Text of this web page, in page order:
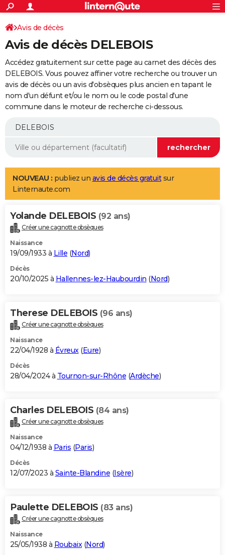
ACTUALITÉS
Politique
Société
Faits Divers
Education
Monde
Villes
+
SPORT
Coupe du monde 2026
Football
Tennis
Cyclisme
Rugby
Forum
Programme TV
TNT
Streaming
Cinéma
Sorties cinéma
Musique
+
FINANCE
Retraite
Epargne
Immobilier
Risques naturels par ville
Banque
Assurance
AUTO
Essais
Réserver un essai
Citadines
Berlines
SUV
Forum auto
+
Mobiles
Meilleur smartphone
Internet
Ordinateurs
Jeux vidéo
Guide high-tech
Aménagement intérieur
LIFESTYLE
Art de vivre
Bien-être
Loisirs
Mode
Modes de vie
Alimentation
Guide de la santé
Maladies
Médicaments
Sommeil
VOYAGE
Destinations
City break
Voyage nature
Voyage de noces
Forum
Climat
+PHOTO
GUIDES D'ACHAT
BONS PLANS
Carte de Noël
Carte Bonne année
Carte Saint-Valentin
Carte Pâques
Carte d'anniversaire
DICTIONNAIRE
Dictionnaire
Biographies
Citations
Expressions
Proverbes
PROGRAMME TV
S'inscrire
Se connecter
Lycées
Collèges
Primaires
Universités
Entreprises
Service militaire
Avis de recherche
AVIS DE DÉCÈS
Bricolage
Lifestyle
Culture
Sport
Auto
Television
Voyage
Cinema
Avis de décès
Avis de décès DELEBOIS
Accédez gratuitement sur cette page au carnet des décès des
DELEBOIS. Vous pouvez affiner votre recherche ou trouver un
avis de décès ou un avis d'obsèques plus ancien en tapant le
nom d'un défunt et/ou le nom ou le code postal d'une
commune dans le moteur de recherche ci-dessous.
NOUVEAU : publiez un avis de décès gratuitsur
Linternaute.com
Yolande DELEBOIS (92 ans)
Créer une cagnotte obsèques
Naissance
19/09/1933 à Lille (Nord)
Décès
20/10/2025 à Hallennes-lez-Haubourdin (Nord)
Therese DELEBOIS (96 ans)
Créer une cagnotte obsèques
Naissance
22/04/1928 à Évreux(Eure)
Décès
28/04/2024 à Tournon-sur-Rhône (Ardèche)
Charles DELEBOIS (84 ans)
Créer une cagnotte obsèques
Naissance
04/12/1938 à Paris (Paris)
Décès
12/07/2023 à Sainte-Blandine (Isère)
Paulette DELEBOIS (83 ans)
Créer une cagnotte obsèques
Naissance
25/05/1938 à Roubaix (Nord)